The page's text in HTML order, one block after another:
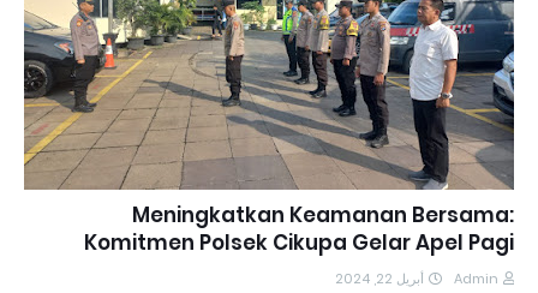
Meningkatkan Keamanan Bersama:
Komitmen Polsek Cikupa Gelar Apel Pagi
Admin أبريل 22, 2024